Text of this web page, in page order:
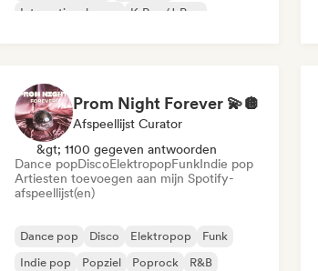
Internationale pop
K-Pop/J-Pop
Prom Night Forever 💫🪩
Afspeellijst Curator
&gt; 1100 gegeven antwoorden
Dance popDiscoElektropopFunkIndie pop
Artiesten toevoegen aan mijn Spotify-
afspeellijst(en)
Dance pop Disco Elektropop
Funk
Indie pop
Popziel Poprock R&B